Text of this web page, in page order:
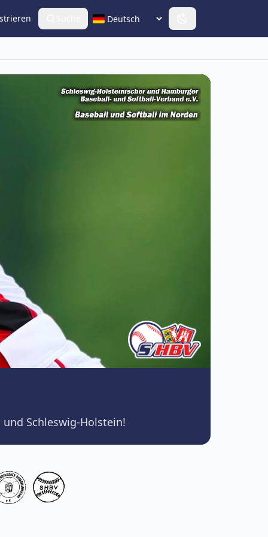
Sprache wählen
Schleswig-Holstein!